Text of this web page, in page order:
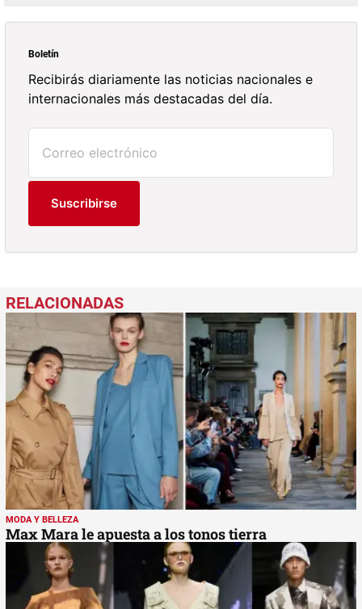
Boletín
Recibirás diariamente las noticias nacionales e
internacionales más destacadas del día.
Suscribirse
MODA Y BELLEZA
Max Mara le apuesta a los tonos tierra